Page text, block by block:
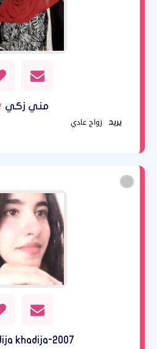
مني زكي
يريد
زواج عادي
khadija-2007